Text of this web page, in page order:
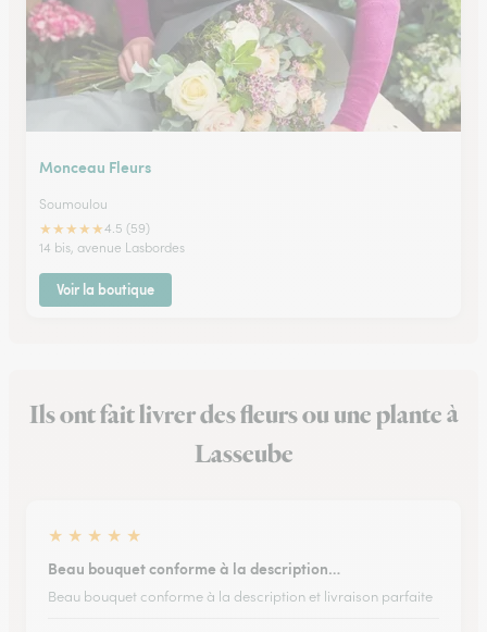
Monceau Fleurs
Soumoulou
★★★★★4.5 (59)
14 bis, avenue Lasbordes
Voir la boutique
Ils ont fait livrer des fleurs ou une plante à
Lasseube
★ ★ ★ ★ ★
Beau bouquet conforme à la description…
Beau bouquet conforme à la description et livraison parfaite